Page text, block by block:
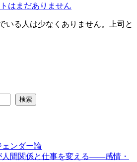
はまだありません
検索
ンダー論
人間関係と仕事を変える――感情・